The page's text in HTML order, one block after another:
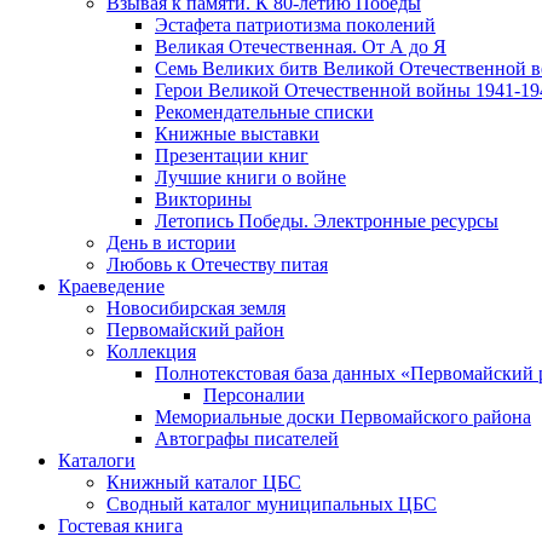
Эcтафета патриотизма поколений
Великая Отечественная. От А до Я
Семь Великих битв Великой Отечественной
Герои Великой Отечественной войны 1941-
Рекомендательные списки
Книжные выставки
Презентации книг
Лучшие книги о войне
Викторины
Летопись Победы. Электронные ресурсы
День в истории
Любовь к Отечеству питая
Краеведение
Новосибирская земля
Первомайский район
Коллекция
Полнотекстовая база данных «Первомайский
Персоналии
Мемориальные доски Первомайского района
Автографы писателей
Каталоги
Книжный каталог ЦБС
Сводный каталог муниципальных ЦБС
Гостевая книга